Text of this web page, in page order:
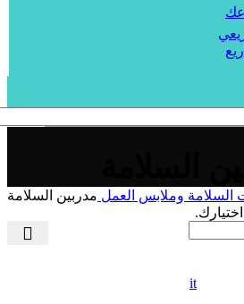
السلامة وملابس العمل مدربين السلامة
it